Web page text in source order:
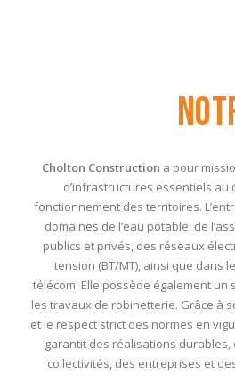
Cholton Construction a pour
d’infrastructures essentiels
fonctionnement des territoires.
domaines de l’eau potable, de
publics et privés, des réseaux
tension (BT/MT), ainsi que dans
télécom. Elle possède également
les travaux de robinetterie. Grâce à
et le respect strict des normes en
garantit des réalisations durables,
collectivités, des entreprises et